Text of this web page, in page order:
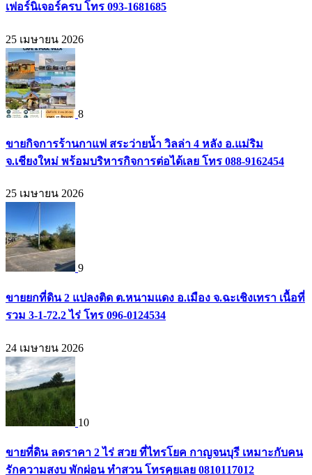
เฟอร์นิเจอร์ครบ โทร 093-1681685
25 เมษายน 2026
8
ขายกิจการร้านกาแฟ สระว่ายน้ำ วิลล่า 4 หลัง อ.แม่ริม
จ.เชียงใหม่ พร้อมบริหารกิจการต่อได้เลย โทร 088-9162454
25 เมษายน 2026
9
ขายยกที่ดิน 2 แปลงติด ต.หนามแดง อ.เมือง จ.ฉะเชิงเทรา เนื้อที่
รวม 3-1-72.2 ไร่ โทร 096-0124534
24 เมษายน 2026
10
ขายที่ดิน ลดราคา 2 ไร่ สวย ที่ไทรโยค กาญจนบุรี เหมาะกับคน
รักความสงบ พักผ่อน ทำสวน โทรคุยเลย 0810117012